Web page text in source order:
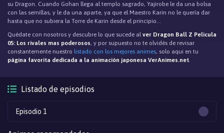
su Dragon. Cuando Gohan llega al templo sagrado, Yajirobe le da una bolsa
con las semillas, y le da una aparte, ya que el Maestro Karin no le quería dar
hasta que no subiera la Torre de Karin desde el principio…
Quédate con nosotros y descubre lo que sucede alver Dragon Ball Z Pelicula
05: Los rivales mas poderosos, y por supuesto no te olvidés de revisar
constantemente nuestro listado con los mejores animes, solo aqui en tu
página favorita dedicada a la animación japonesa VerAnimes.net.
Listado de episodios
Episodio 1